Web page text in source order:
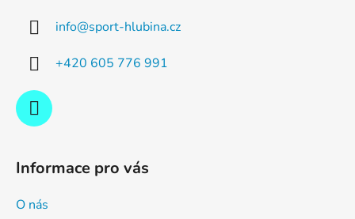
info@sport-hlubina.cz
+420 605 776 991
Informace pro vás
O nás